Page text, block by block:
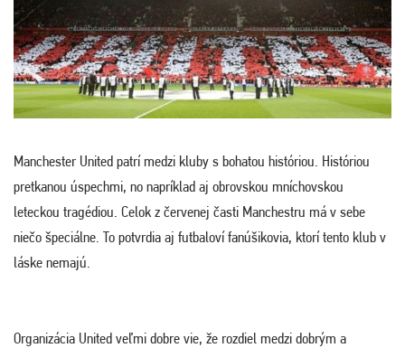
Manchester United patrí medzi kluby s bohatou históriou. Históriou
pretkanou úspechmi, no napríklad aj obrovskou mníchovskou
leteckou tragédiou. Celok z červenej časti Manchestru má v sebe
niečo špeciálne. To potvrdia aj futbaloví fanúšikovia, ktorí tento klub v
láske nemajú.
Organizácia United veľmi dobre vie, že rozdiel medzi dobrým a